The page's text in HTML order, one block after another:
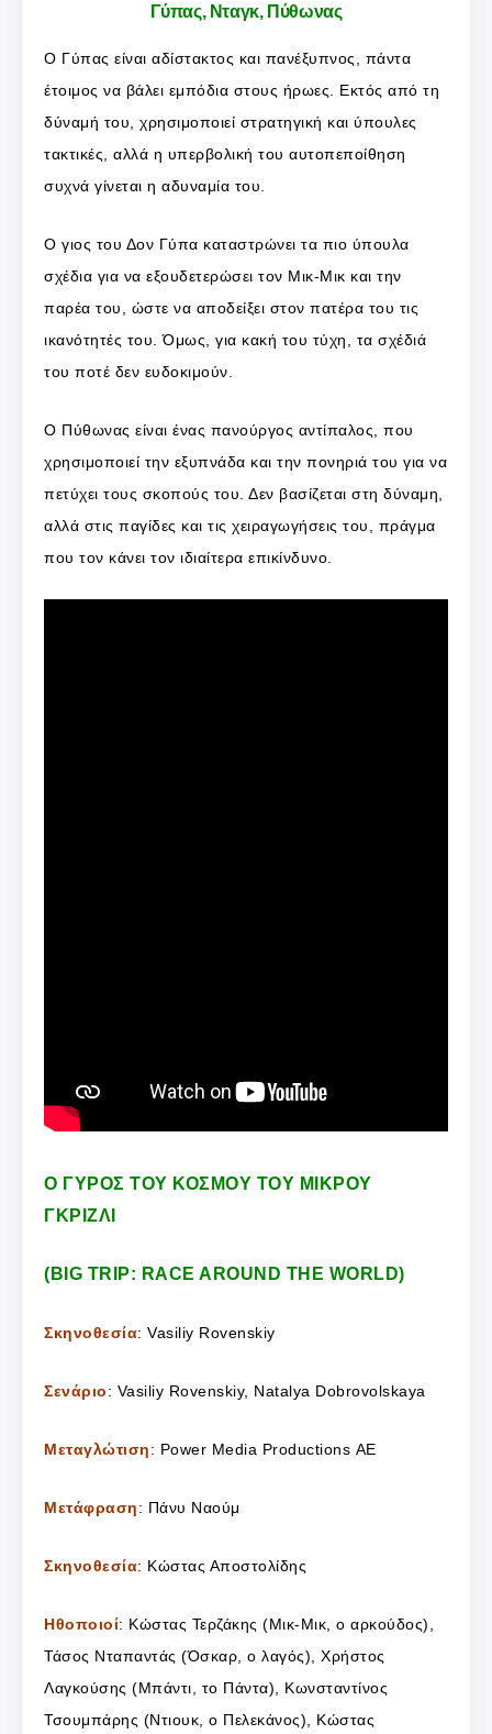
Γύπας, Νταγκ, Πύθωνας
Ο Γύπας είναι αδίστακτος και πανέξυπνος, πάντα
έτοιμος να βάλει εμπόδια στους ήρωες. Εκτός από τη
δύναμή του, χρησιμοποιεί στρατηγική και ύπουλες
τακτικές, αλλά η υπερβολική του αυτοπεποίθηση
συχνά γίνεται η αδυναμία του.
Ο γιος του Δον Γύπα καταστρώνει τα πιο ύπουλα
σχέδια για να εξουδετερώσει τον Μικ-Μικ και την
παρέα του, ώστε να αποδείξει στον πατέρα του τις
ικανότητές του. Όμως, για κακή του τύχη, τα σχέδιά
του ποτέ δεν ευδοκιμούν.
Ο Πύθωνας είναι ένας πανούργος αντίπαλος, που
χρησιμοποιεί την εξυπνάδα και την πονηριά του για να
πετύχει τους σκοπούς του. Δεν βασίζεται στη δύναμη,
αλλά στις παγίδες και τις χειραγωγήσεις του, πράγμα
που τον κάνει τον ιδιαίτερα επικίνδυνο.
Ο ΓΥΡΟΣ ΤΟΥ ΚΟΣΜΟΥ ΤΟΥ ΜΙΚΡΟΥ
ΓΚΡΙΖΛΙ
(BIG TRIP: RACE AROUND THE WORLD)
Σκηνοθεσία: Vasiliy Rovenskiy
Σενάριο: Vasiliy Rovenskiy, Natalya Dobrovolskaya
Μεταγλώτιση: Power Media Productions ΑΕ
Μετάφραση: Πάνυ Ναούμ
Σκηνοθεσία: Κώστας Αποστολίδης
Ηθοποιοί: Κώστας Τερζάκης (Μικ-Μικ, ο αρκούδος),
Τάσος Νταπαντάς (Όσκαρ, ο λαγός), Χρήστος
Λαγκούσης (Μπάντι, το Πάντα), Κωνσταντίνος
Τσουμπάρης (Ντιουκ, ο Πελεκάνος), Κώστας